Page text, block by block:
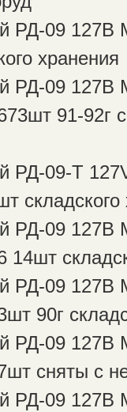
РД-09 127В
хранения
РД-09 127В
91-92г
РД-09-Т
складского
РД-09 127В
РД-09 127В
90г
РД-09 127В
сняты с
РД-09 127В